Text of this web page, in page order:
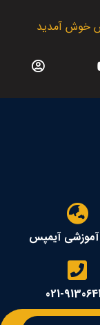
خوش آمدید
آموزشی آیمپس
021-